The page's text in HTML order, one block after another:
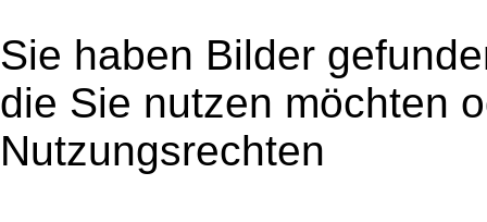
Sie haben Bilder
die Sie nutzen möchten
Nutzungsrechten